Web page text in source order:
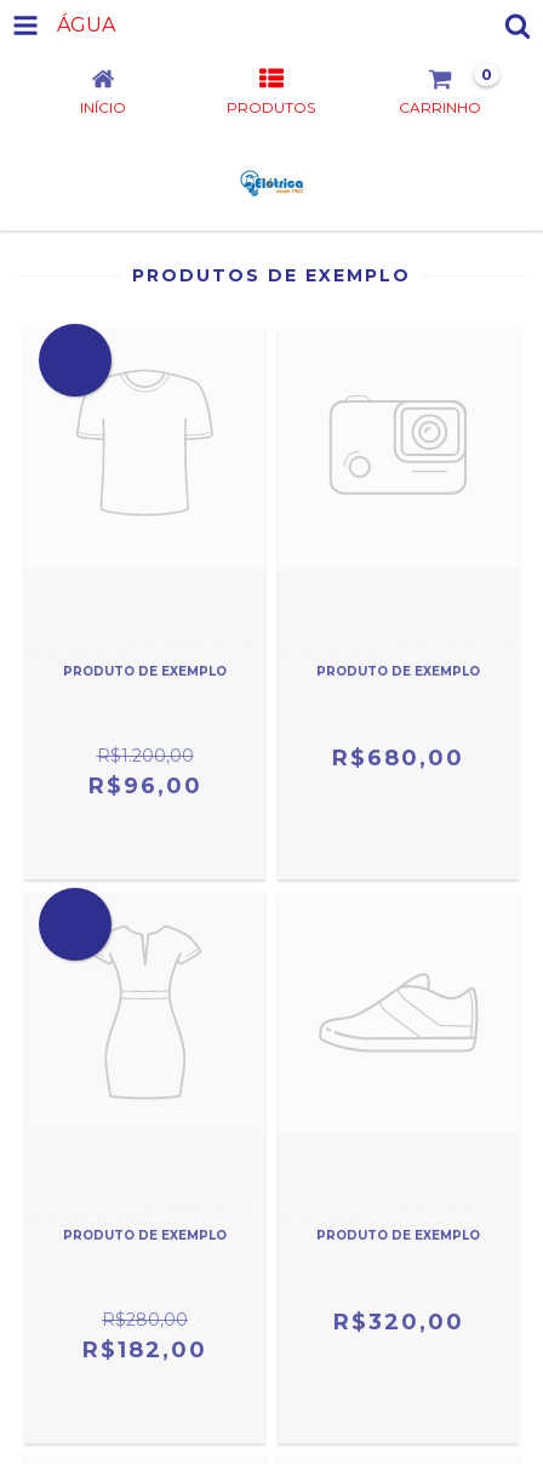
ÁGUA
INÍCIO PRODUTOS CARRINHO
0
PRODUTOS DE EXEMPLO
PRODUTO DE EXEMPLO
R$1.200,00
R$96,00
PRODUTO DE EXEMPLO
R$680,00
PRODUTO DE EXEMPLO
R$280,00
R$182,00
PRODUTO DE EXEMPLO
R$320,00